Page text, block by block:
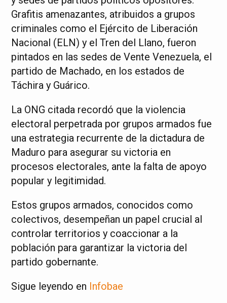
Grafitis amenazantes, atribuidos a grupos
criminales como el Ejército de Liberación
Nacional (ELN) y el Tren del Llano, fueron
pintados en las sedes de Vente Venezuela, el
partido de Machado, en los estados de
Táchira y Guárico.
La ONG citada recordó que la violencia
electoral perpetrada por grupos armados fue
una estrategia recurrente de la dictadura de
Maduro para asegurar su victoria en
procesos electorales, ante la falta de apoyo
popular y legitimidad.
Estos grupos armados, conocidos como
colectivos, desempeñan un papel crucial al
controlar territorios y coaccionar a la
población para garantizar la victoria del
partido gobernante.
Sigue leyendo en Infobae